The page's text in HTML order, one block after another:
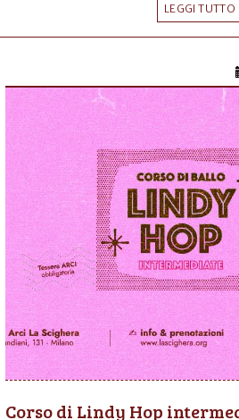
LEGGI TUTTO
Corso di Lindy Hop